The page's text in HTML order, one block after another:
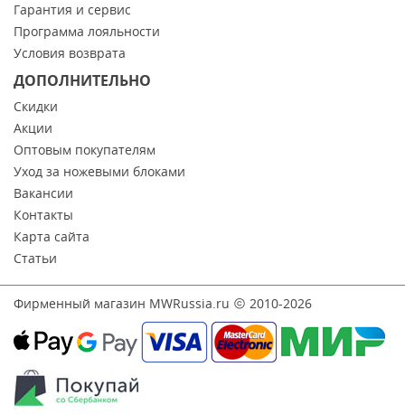
Гарантия и сервис
Программа лояльности
Условия возврата
ДОПОЛНИТЕЛЬНО
Скидки
Акции
Оптовым покупателям
Уход за ножевыми блоками
Вакансии
Контакты
Карта сайта
Статьи
Фирменный магазин MWRussia.ru 2010-2026